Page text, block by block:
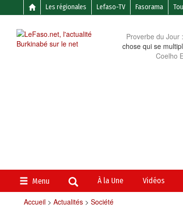
Les régionales Lefaso-TV Fasorama
Proverbe du Jour :
chose qui se
Coelho
Menu À la Une Vidéos
Accueil> Actualités> Société